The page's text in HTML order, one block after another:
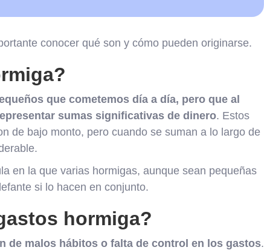
conocer qué son y cómo pueden originarse.
que cometemos día a día, pero que al
sumas significativas de dinero. Estos
de bajo monto, pero cuando se suman a lo largo de
en la que varias hormigas, aunque sean pequeñas
si lo hacen en conjunto.
hormiga?
de malos hábitos o falta de control en los gastos.